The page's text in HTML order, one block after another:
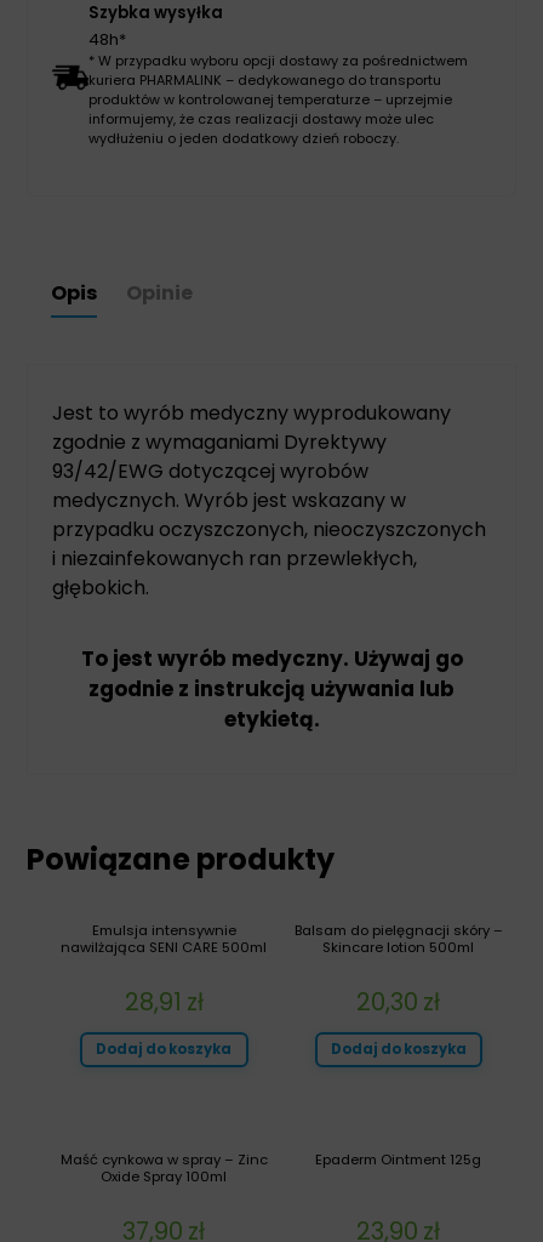
Szybka wysyłka
48h*
* W przypadku wyboru opcji dostawy za pośrednictwem
kuriera PHARMALINK – dedykowanego do transportu
produktów w kontrolowanej temperaturze – uprzejmie
informujemy, że czas realizacji dostawy może ulec
wydłużeniu o jeden dodatkowy dzień roboczy.
Opis Opinie
Jest to wyrób medyczny wyprodukowany
zgodnie z wymaganiami Dyrektywy
93/42/EWG dotyczącej wyrobów
medycznych. Wyrób jest wskazany w
przypadku oczyszczonych, nieoczyszczonych
i niezainfekowanych ran przewlekłych,
głębokich.
To jest wyrób medyczny. Używaj go
zgodnie z instrukcją używania lub
etykietą.
Powiązane produkty
Balsam do pielęgnacji skóry –
Skincare lotion 500ml
20,30 zł
Dodaj do koszyka
Emulsja intensywnie
nawilżająca SENI CARE 500ml
28,91 zł
Dodaj do koszyka
Epaderm Ointment 125g
23,90 zł
Maść cynkowa w spray – Zinc
Oxide Spray 100ml
37,90 zł